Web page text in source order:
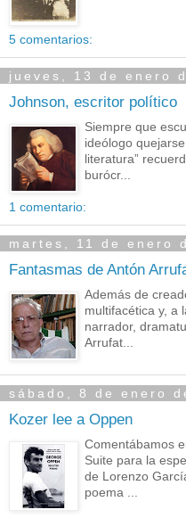
5 comentarios:
jueves, 13 de enero
Johnson, escritor político
Siempre que
ideólogo
literatura”
burócr...
1 comentario:
martes, 11 de enero
Fantasmas de Antón
Además de
multifacética y, a
narrador,
Arrufat...
sábado, 8 de enero
Kozer lee a Oppen
Comentábamos
Suite para la
de Lorenzo
poema ...